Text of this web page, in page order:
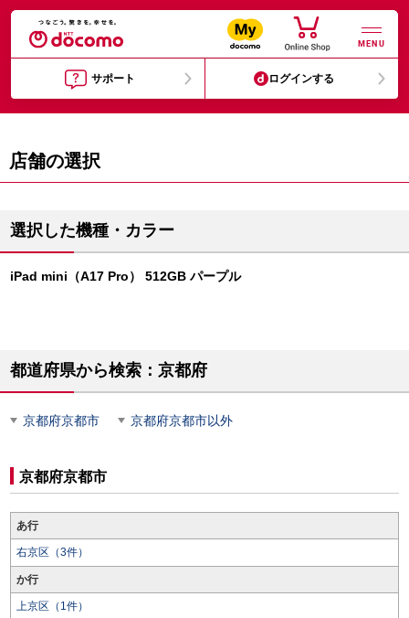
MENU
サポート ログインする
店舗の選択
選択した機種・カラー
iPad mini（A17 Pro） 512GB パープル
都道府県から検索：京都府
京都府京都市 京都府京都市以外
京都府京都市
あ行
右京区（3件）
か行
上京区（1件）